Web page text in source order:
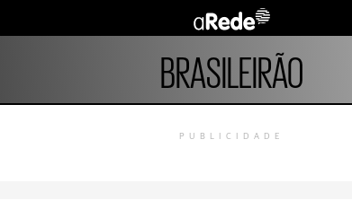
BRASILEIRÃO
PUBLICIDADE